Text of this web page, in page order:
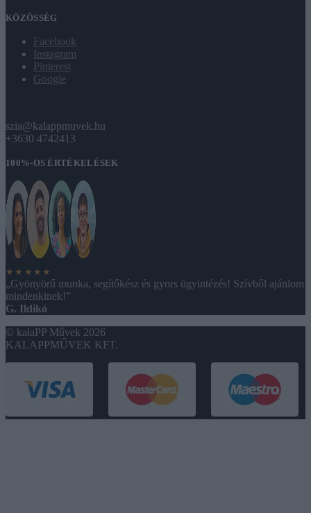
KÖZÖSSÉG
Facebook
Instagram
Pinterest
Google
szia@kalappmuvek.hu
+3630 4742413
100%-OS ÉRTÉKELÉSEK
★★★★★
„Gyönyörű munka, segítőkész és gyors ügyintézés! Szívből ajánlom
mindenkinek!”
G. Ildikó
© kalaPP Művek 2026
KALAPPMŰVEK KFT.